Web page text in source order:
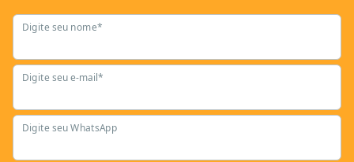
Digite seu nome*
Digite seu e-mail*
Digite seu WhatsApp